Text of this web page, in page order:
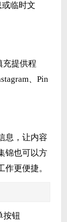
临时文
充提供程
、Pin
息，让内容
锦也可以方
更便捷。
按钮